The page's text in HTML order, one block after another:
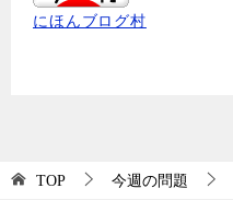
にほんブログ村
TOP 今週の問題